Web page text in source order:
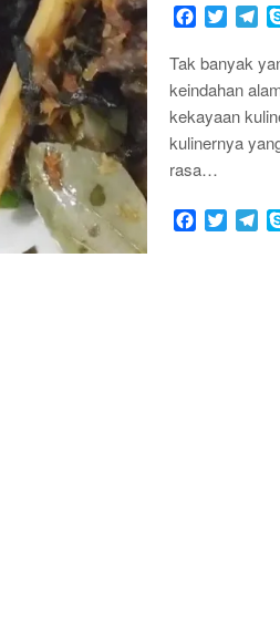
Facebook
Twitter
Tak banyak
keindahan
kekayaan
kulinernya
rasa…
Facebook
Twitter